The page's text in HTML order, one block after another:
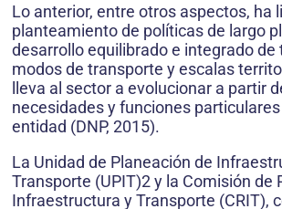
Lo anterior, entre otros aspectos, ha
planteamiento de políticas de largo
desarrollo equilibrado e integrado de
modos de transporte y escalas
lleva al sector a evolucionar a partir
necesidades y funciones
entidad (DNP, 2015).
La Unidad de Planeación de
Transporte (UPIT)2 y la Comisión de
Infraestructura y Transporte (CRIT),